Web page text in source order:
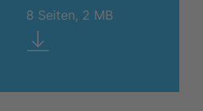
8 Seiten, 2 MB